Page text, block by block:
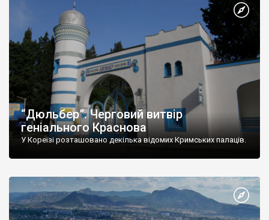
“Дюльбер”. Черговий витвір
геніального Краснова
У Кореїзі розташовано декілька відомих Кримських палаців.